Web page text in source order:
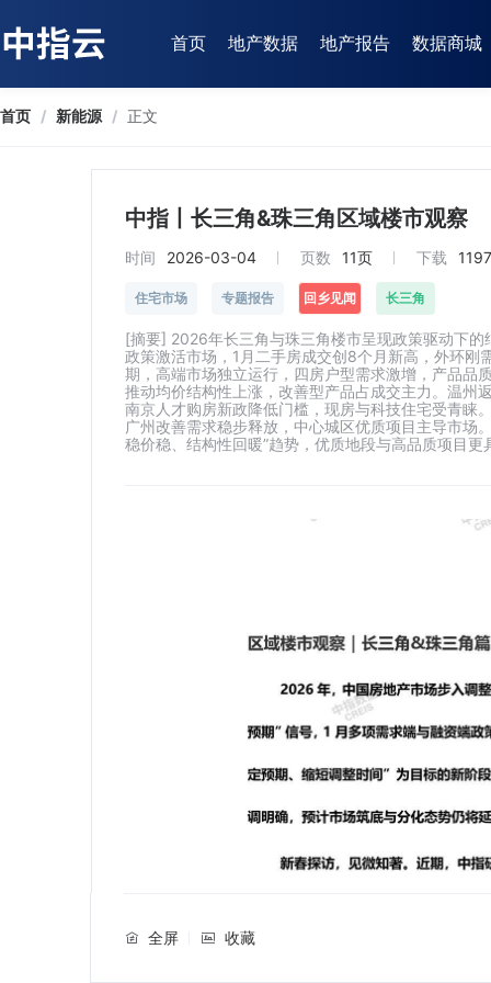
首页 地产数据 地产报告 数据商城
首页 / 新能源 / 正文
中指丨长三角&珠三角区域楼市观察
时间 2026-03-04 页数 11页 下载 1197
住宅市场 专题报告 回乡见闻 长三角
[摘要] 2026年长三角与珠三角楼市呈现政策驱动下
政策激活市场，1月二手房成交创8个月新高，外环
期，高端市场独立运行，四房户型需求激增，产品品
推动均价结构性上涨，改善型产品占成交主力。温州
南京人才购房新政降低门槛，现房与科技住宅受青睐
广州改善需求稳步释放，中心城区优质项目主导市场
稳价稳、结构性回暖”趋势，优质地段与高品质项目
全屏 收藏